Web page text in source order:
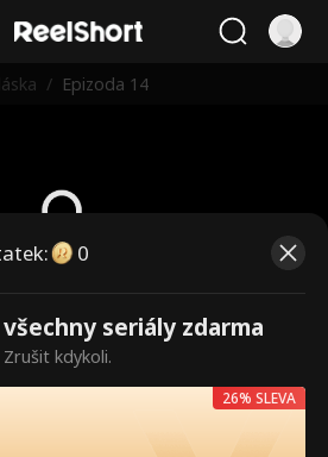
/ Epizoda 14
placené epizody.
pro sledování.
: 0
seriály zdarma
kdykoli.
26% SLEVA